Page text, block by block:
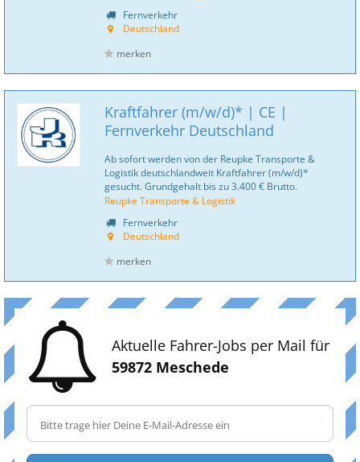
Fernverkehr
Deutschland
merken
Kraftfahrer (m/w/d)* | CE |
Fernverkehr Deutschland
Ab sofort werden von der Reupke Transporte &
Logistik deutschlandweit Kraftfahrer (m/w/d)*
gesucht. Grundgehalt bis zu 3.400 € Brutto.
Reupke Transporte & Logistik
Fernverkehr
Deutschland
merken
Aktuelle Fahrer-Jobs per Mail für
59872 Meschede